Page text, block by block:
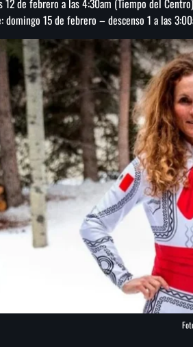
12 de febrero a las 4:30am (Tiempo del Centro)
domingo 15 de febrero – descenso 1 a las